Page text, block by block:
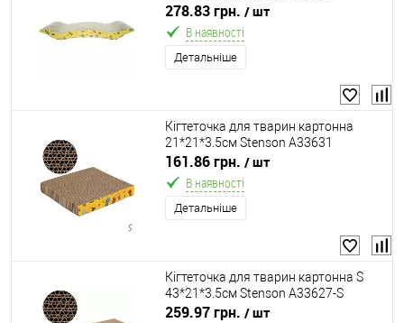
278.83 грн. / шт
В наявності
Детальніше
Кігтеточка для тварин картонна
21*21*3.5см Stenson A33631
161.86 грн. / шт
В наявності
Детальніше
Кігтеточка для тварин картонна S
43*21*3.5см Stenson A33627-S
259.97 грн. / шт